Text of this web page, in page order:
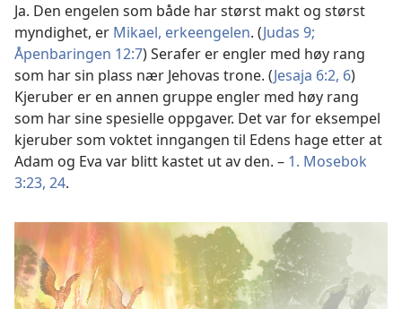
Ja. Den engelen som både har størst makt og størst
myndighet, er Mikael, erkeengelen. (Judas 9;
Åpenbaringen 12:7) Serafer er engler med høy rang
som har sin plass nær Jehovas trone. (Jesaja 6:2, 6)
Kjeruber er en annen gruppe engler med høy rang
som har sine spesielle oppgaver. Det var for eksempel
kjeruber som voktet inngangen til Edens hage etter at
Adam og Eva var blitt kastet ut av den. – 1. Mosebok
3:23, 24.